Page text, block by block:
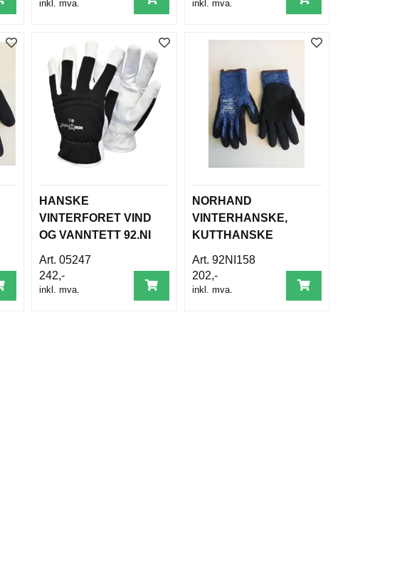
inkl. mva. inkl. mva.
HANSKE
VINTERFORET VIND
OG VANNTETT 92.NI
05247
242,-
inkl. mva.
NORHAND
VINTERHANSKE,
KUTTHANSKE
92NI158
202,-
inkl. mva.